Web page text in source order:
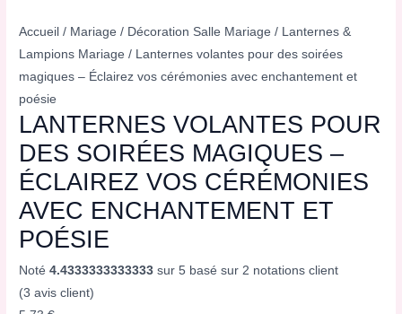
Accueil / Mariage / Décoration Salle Mariage / Lanternes &
Lampions Mariage / Lanternes volantes pour des soirées
magiques – Éclairez vos cérémonies avec enchantement et
poésie
LANTERNES VOLANTES POUR
DES SOIRÉES MAGIQUES –
ÉCLAIREZ VOS CÉRÉMONIES
AVEC ENCHANTEMENT ET
POÉSIE
Noté4.4333333333333 sur 5 basé sur 2 notations client
(3 avis client)